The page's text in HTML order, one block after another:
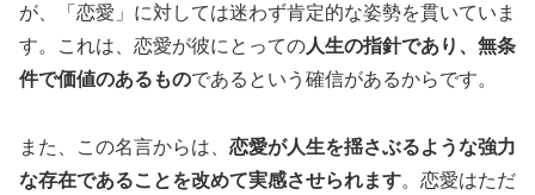
が、「恋愛」に対しては迷わず肯定的な姿勢を貫いていま
す。これは、恋愛が彼にとっての人生の指針であり、無条
件で価値のあるものであるという確信があるからです。
また、この名言からは、 恋愛が人生を揺さぶるような強力
な存在であることを改めて実感させられます。恋愛はただ